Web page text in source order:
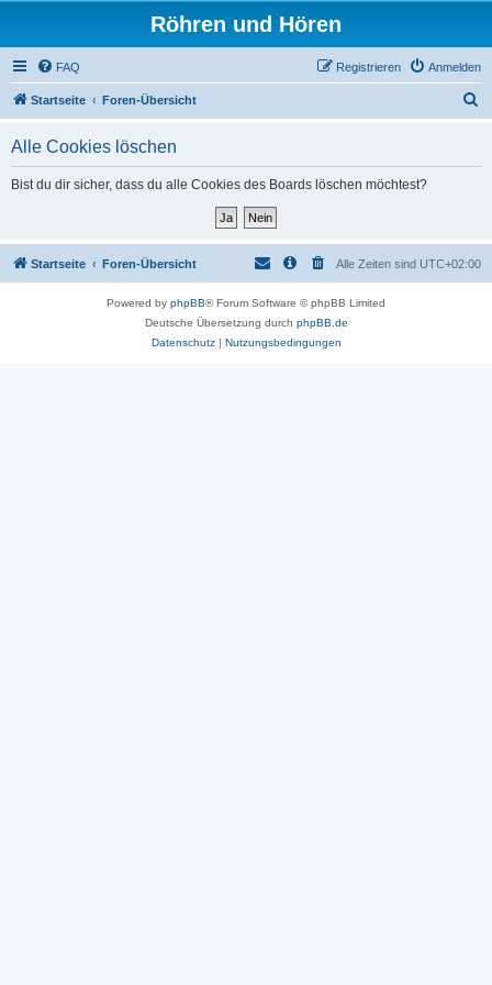
Röhren und Hören
FAQ Anmelden
Registrieren
Startseite Foren-Übersicht
Alle Cookies löschen
Bist du dir sicher, dass du alle Cookies des Boards löschen möchtest?
Startseite Foren-Übersicht Alle Zeiten sind UTC+02:00
Powered by phpBB® Forum Software © phpBB Limited
Deutsche Übersetzung durch phpBB.de
Datenschutz| Nutzungsbedingungen